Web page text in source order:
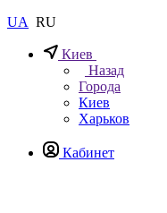
UA RU
Киев
Назад
Города
Киев
Харьков
Кабинет